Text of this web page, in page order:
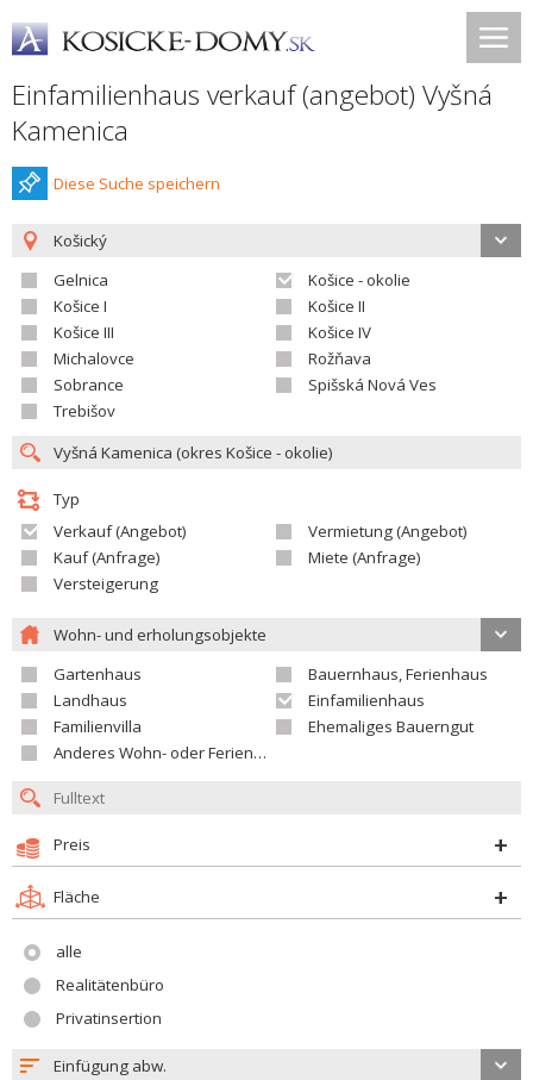
Einfamilienhaus verkauf (angebot) Vyšná
Kamenica
Diese Suche speichern
Košický
Gelnica
Košice - okolie
Košice I
Košice II
Košice III
Košice IV
Michalovce
Rožňava
Sobrance
Spišská Nová Ves
Trebišov
Typ
Verkauf (Angebot)
Vermietung (Angebot)
Kauf (Anfrage)
Miete (Anfrage)
Versteigerung
Wohn- und erholungsobjekte
Gartenhaus
Bauernhaus, Ferienhaus
Landhaus
Einfamilienhaus
Familienvilla
Ehemaliges Bauerngut
Anderes Wohn- oder Ferienobjekt
Preis
Fläche
alle
Realitätenbüro
Privatinsertion
Einfügung abw.